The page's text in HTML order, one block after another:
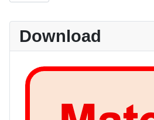
Download